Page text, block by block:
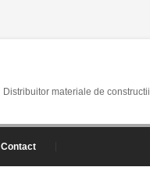
Distribuitor materiale de constructii
Contact